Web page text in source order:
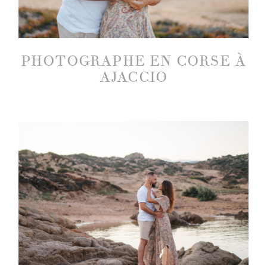
PHOTOGRAPHE EN CORSE À
AJACCIO